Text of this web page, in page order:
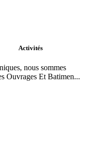
Activités
nous sommes
Ouvrages Et Batimen...